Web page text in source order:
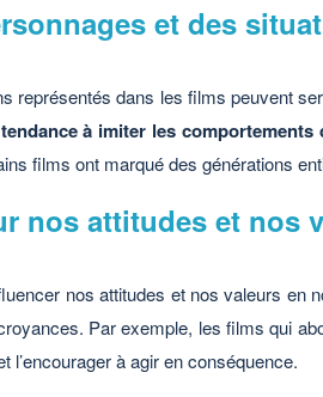
et des
représentés dans les films peuvent
à imiter les
films ont marqué des générations
nos attitudes et nos
nos attitudes et nos valeurs en
Par exemple, les films qui
à agir en conséquence.